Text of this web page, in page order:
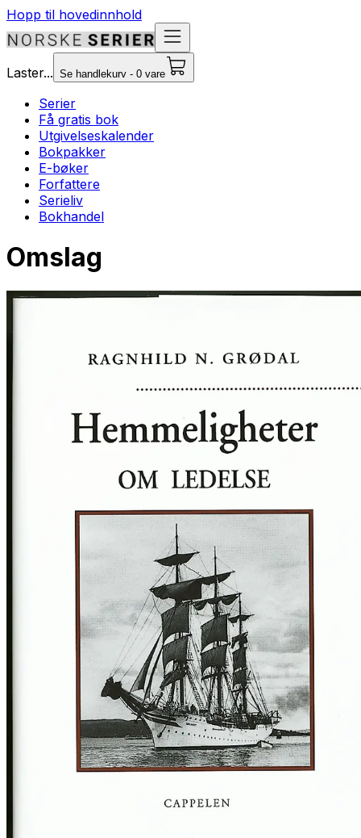
Hopp til hovedinnhold
Laster... Se handlekurv - 0 vare
Serier
Få gratis bok
Utgivelseskalender
Bokpakker
E-bøker
Forfattere
Serieliv
Bokhandel
Omslag